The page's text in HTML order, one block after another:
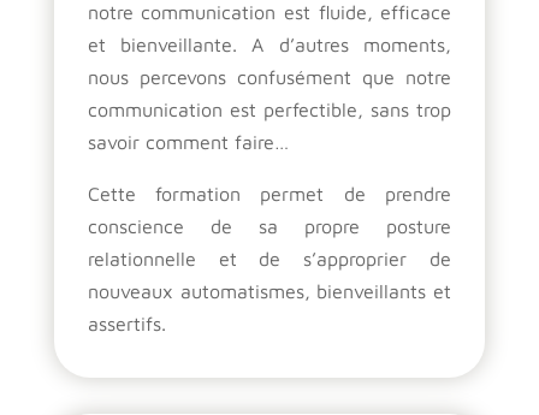
notre communication est fluide, efficace
et bienveillante. A d’autres moments,
nous percevons confusément que notre
communication est perfectible, sans trop
savoir comment faire…
Cette formation permet de prendre
conscience de sa propre posture
relationnelle et de s’approprier de
nouveaux automatismes, bienveillants et
assertifs.